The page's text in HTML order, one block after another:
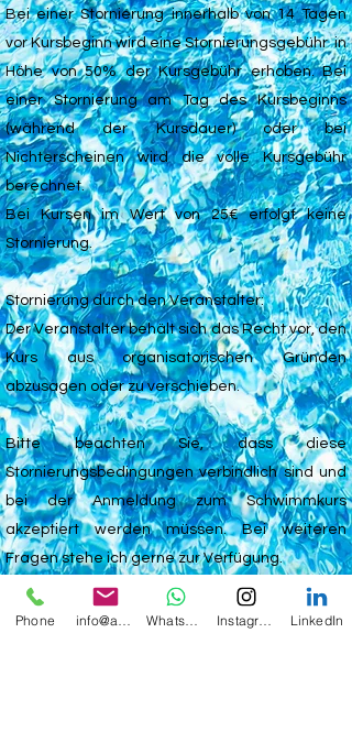
Bei einer Stornierung innerhalb von 14 Tagen
vor Kursbeginn wird eine Stornierungsgebühr in
Höhe von 50% der Kursgebühr erhoben. Bei
einer Stornierung am Tag des Kursbeginns
(während der Kursdauer) oder bei
Nichterscheinen wird die volle Kursgebühr
berechnet.
Bei Kursen im Wert von 25€ erfolgt keine
Stornierung.
Stornierung durch den Veranstalter:
Der Veranstalter behält sich das Recht vor, den
Kurs aus organisatorischen Gründen
abzusagen oder zu verschieben.
Bitte beachten Sie, dass diese
Stornierungsbedingungen verbindlich sind und
bei der Anmeldung zum Schwimmkurs
akzeptiert werden müssen. Bei weiteren
Fragen stehe ich gerne zur Verfügung.
Bei kurzfristiger Absage bzw. Rücktritt des
Phone LinkedIn